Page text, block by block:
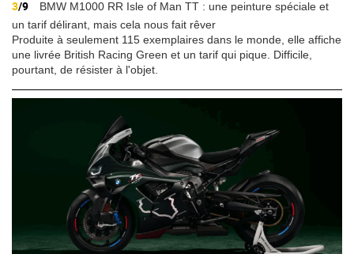
3/9
BMW M1000 RR Isle of Man TT : une peinture spéciale et
un tarif délirant, mais cela nous fait rêver
Produite à seulement 115 exemplaires dans le monde, elle affiche
une livrée British Racing Green et un tarif qui pique. Difficile,
pourtant, de résister à l'objet.